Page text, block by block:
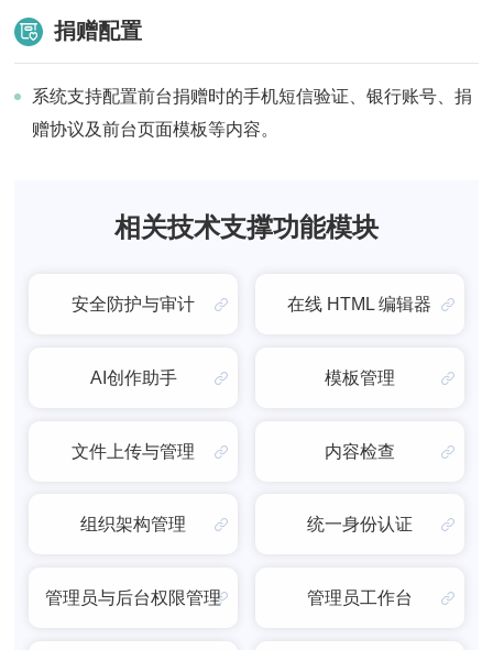
捐赠配置
系统支持配置前台捐赠时的手机短信验证、银行账号、捐
赠协议及前台页面模板等内容。
相关技术支撑功能模块
安全防护与审计 在线 HTML 编辑器
AI创作助手 模板管理
文件上传与管理 内容检查
组织架构管理 统一身份认证
管理员与后台权限管理 管理员工作台